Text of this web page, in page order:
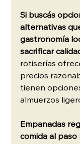
Si buscás
alternativas
gastronomía
sacrificar
rotiserías
precios
tienen
almuerzos
Empanadas
comida al